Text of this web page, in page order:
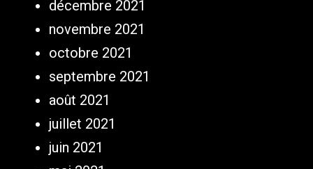
décembre 2021
novembre 2021
octobre 2021
septembre 2021
août 2021
juillet 2021
juin 2021